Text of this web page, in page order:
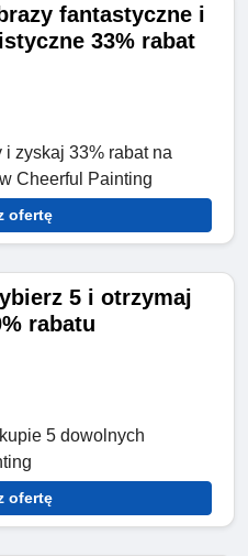
fantastyczne i
33% rabat
zyskaj 33% rabat na
Cheerful Painting
ofertę
5 i otrzymaj
rabatu
5 dowolnych
ofertę